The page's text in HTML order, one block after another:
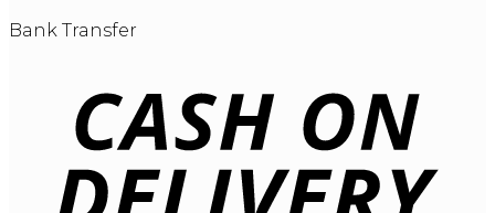
Bank Transfer